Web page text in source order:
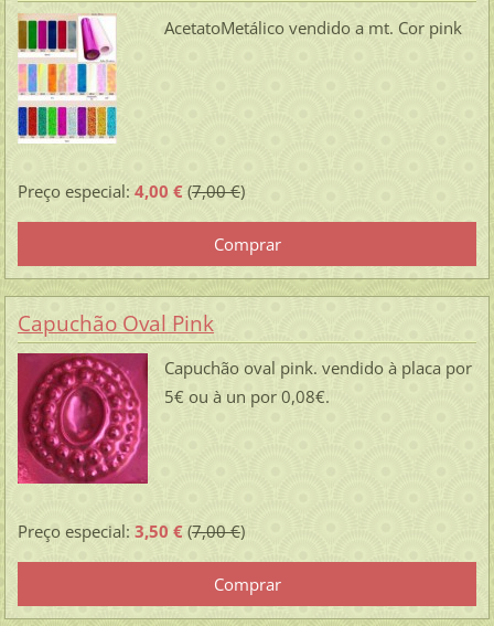
AcetatoMetálico vendido a mt. Cor pink
Preço especial: 4,00 €(7,00 €)
Capuchão Oval Pink
Capuchão oval pink. vendido à placa por
5€ ou à un por 0,08€.
Preço especial: 3,50 €(7,00 €)